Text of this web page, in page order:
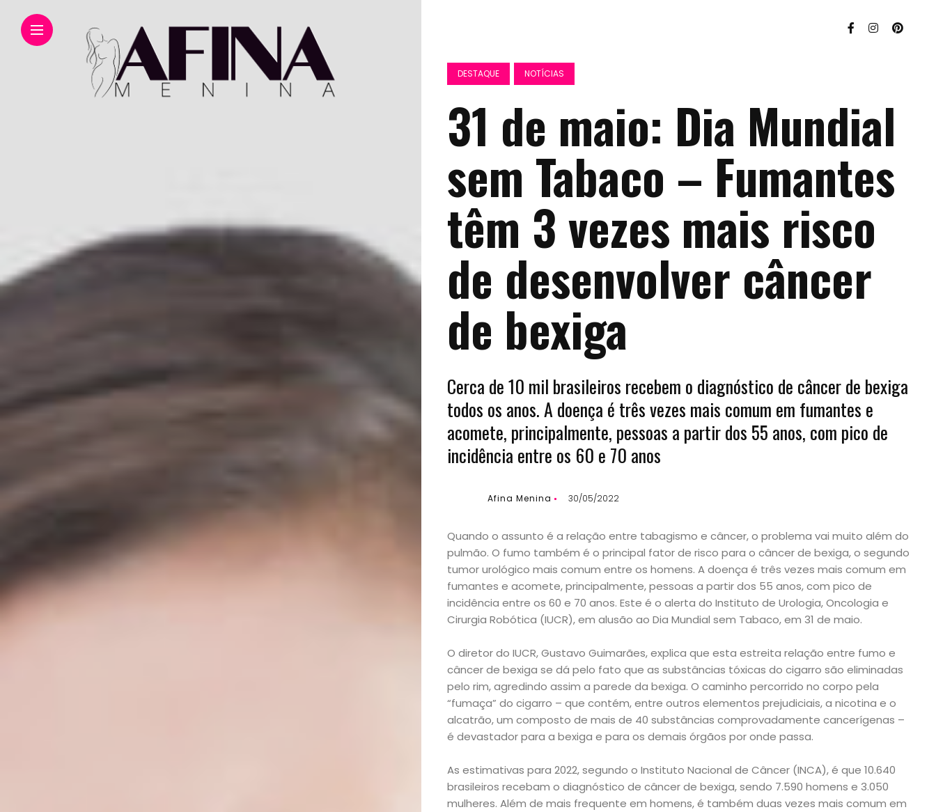
DESTAQUE NOTÍCIAS
31 de maio: Dia Mundial
sem Tabaco – Fumantes
têm 3 vezes mais risco
de desenvolver câncer
de bexiga
Cerca de 10 mil brasileiros recebem o diagnóstico de câncer de bexiga
todos os anos. A doença é três vezes mais comum em fumantes e
acomete, principalmente, pessoas a partir dos 55 anos, com pico de
incidência entre os 60 e 70 anos
Afina Menina 30/05/2022
Quando o assunto é a relação entre tabagismo e câncer, o problema vai muito além do
pulmão. O fumo também é o principal fator de risco para o câncer de bexiga, o segundo
tumor urológico mais comum entre os homens. A doença é três vezes mais comum em
fumantes e acomete, principalmente, pessoas a partir dos 55 anos, com pico de
incidência entre os 60 e 70 anos. Este é o alerta do Instituto de Urologia, Oncologia e
Cirurgia Robótica (IUCR), em alusão ao Dia Mundial sem Tabaco, em 31 de maio.
O diretor do IUCR, Gustavo Guimarães, explica que esta estreita relação entre fumo e
câncer de bexiga se dá pelo fato que as substâncias tóxicas do cigarro são eliminadas
pelo rim, agredindo assim a parede da bexiga. O caminho percorrido no corpo pela
“fumaça” do cigarro – que contém, entre outros elementos prejudiciais, a nicotina e o
alcatrão, um composto de mais de 40 substâncias comprovadamente cancerígenas –
é devastador para a bexiga e para os demais órgãos por onde passa.
As estimativas para 2022, segundo o Instituto Nacional de Câncer (INCA), é que 10.640
brasileiros recebam o diagnóstico de câncer de bexiga, sendo 7.590 homens e 3.050
mulheres. Além de mais frequente em homens, é também duas vezes mais comum em